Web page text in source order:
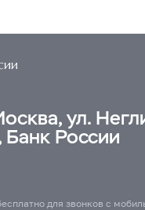
ул.
Банк России
для звонков с